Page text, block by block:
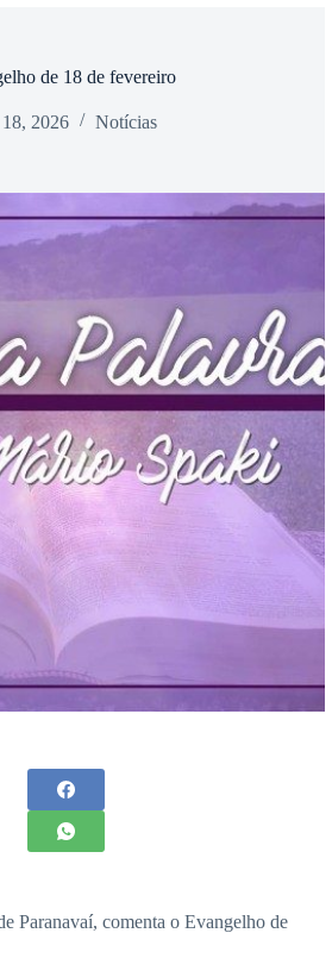
de 18 de fevereiro
2026 Notícias
Paranavaí, comenta o Evangelho de